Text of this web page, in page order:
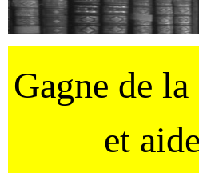
Gagne de
et